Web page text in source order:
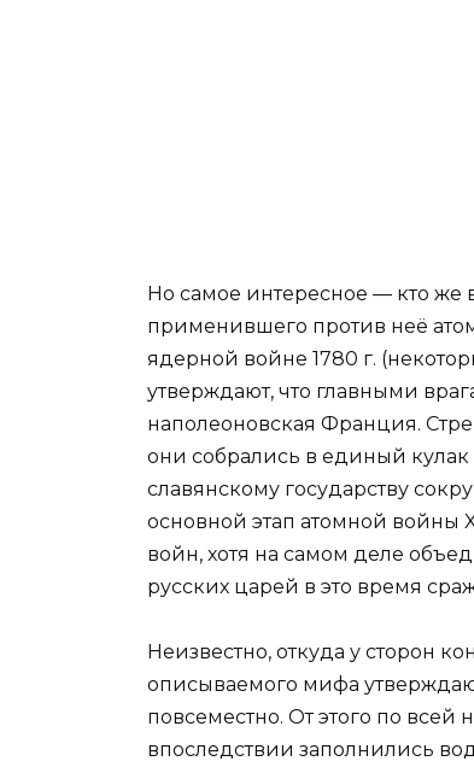
Но самое интересное — кто же
применившего против неё
ядерной войне 1780 г.
утверждают, что главными
наполеоновская Франция.
они собрались в единый
славянскому государству
основной этап атомной войны
войн, хотя на самом деле
русских царей в это время
Неизвестно, откуда у сторон
описываемого мифа
повсеместно. От этого по
впоследствии заполнились